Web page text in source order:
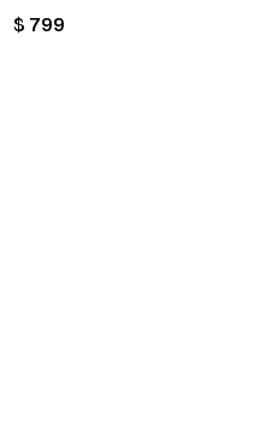
PRICE:
$ 799